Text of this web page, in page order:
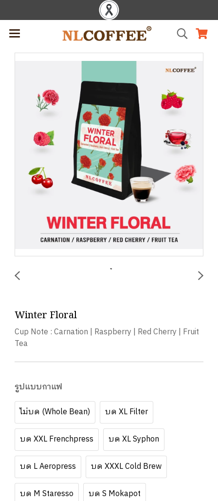
Winter Floral
Cup Note : Carnation | Raspberry | Red Cherry | Fruit
Tea
รูปแบบกาแฟ
ไม่บด (Whole Bean)
บด XL Filter
บด XXL Frenchpress บด XL Syphon
บด L Aeropress บด XXXL Cold Brew
บด M Staresso
บด S Mokapot